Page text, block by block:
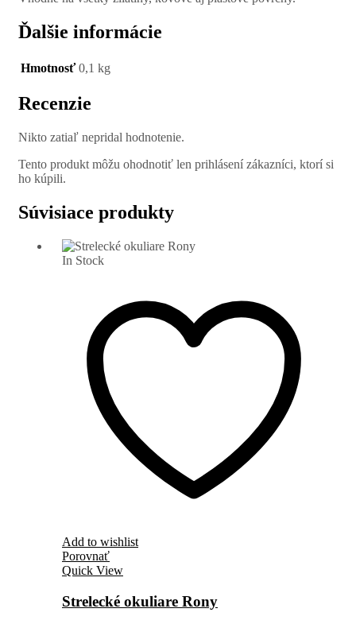
Ďalšie informácie
Hmotnosť 0,1 kg
Recenzie
Nikto zatiaľ nepridal hodnotenie.
Tento produkt môžu ohodnotiť len prihlásení zákazníci, ktorí si
ho kúpili.
Súvisiace produkty
In Stock
Add to wishlist
Porovnať
Quick View
Strelecké okuliare Rony